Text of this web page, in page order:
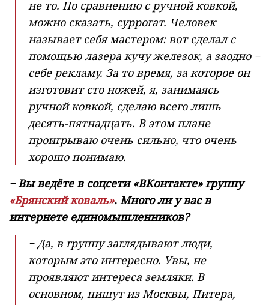
не то. По сравнению с ручной ковкой,
можно сказать, суррогат. Человек
называет себя мастером: вот сделал с
помощью лазера кучу железок, а заодно −
себе рекламу. За то время, за которое он
изготовит сто ножей, я, занимаясь
ручной ковкой, сделаю всего лишь
десять-пятнадцать. В этом плане
проигрываю очень сильно, что очень
хорошо понимаю.
− Вы ведёте в соцсети «ВКонтакте» группу
«Брянский коваль». Много ли у вас в
интернете единомышленников?
− Да, в группу заглядывают люди,
которым это интересно. Увы, не
проявляют интереса земляки. В
основном, пишут из Москвы, Питера,